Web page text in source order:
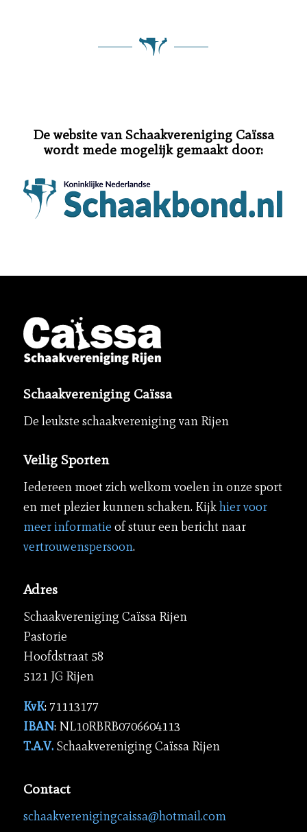
De website van Schaakvereniging Caïssa
wordt mede mogelijk gemaakt door:
Schaakvereniging Caïssa
De leukste schaakvereniging van Rijen
Veilig Sporten
Iedereen moet zich welkom voelen in onze sport
en met plezier kunnen schaken. Kijkhier voor
meer informatie of stuur een bericht naar
vertrouwenspersoon.
Adres
Schaakvereniging Caïssa Rijen
Pastorie
Hoofdstraat 58
5121 JG Rijen
KvK: 71113177
IBAN: NL10RBRB0706604113
T.A.V. Schaakvereniging Caïssa Rijen
Contact
schaakverenigingcaissa@hotmail.com